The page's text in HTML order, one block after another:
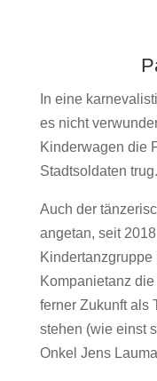
In eine
es nicht
Kinderwagen die
Stadtsoldaten trug.
Auch der
angetan, seit
Kompanietanz
ferner Zukunft als
stehen (wie einst
Onkel Jens